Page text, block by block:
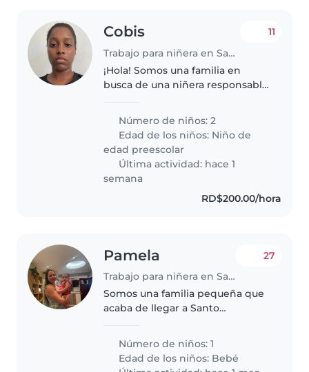
Cobis
Trabajo para niñera en Santo Domingo (Distrito de Santo Domingo)
11
¡Hola! Somos una familia en
busca de una niñera responsable
Nuestros pequeños son muy
energéticos, curiosos y creativos,
así..
Número de niños: 2
Edad de los niños: Niño de
edad preescolar
Última actividad: hace 1
semana
RD$200.00/hora
Pamela
Trabajo para niñera en Santo Domingo (Distrito de Santo Domingo)
27
Somos una familia pequeña que
acaba de llegar a Santo
sumamente de 11 meses. Nos
interesa alguien que se
encargue del cuidado de ella
Número de niños: 1
Edad de los niños: Bebé